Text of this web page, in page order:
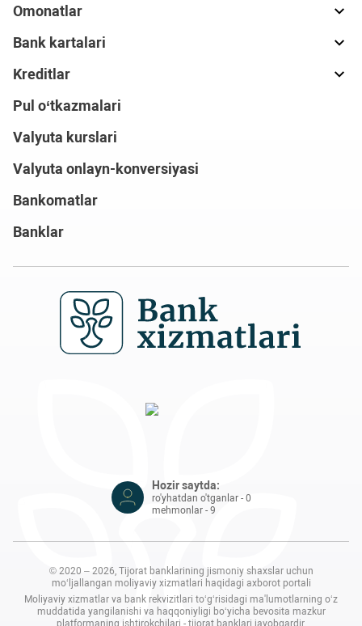
Omonatlar
Bank kartalari
Kreditlar
Pul o‘tkazmalari
Valyuta kurslari
Valyuta onlayn-konversiyasi
Bankomatlar
Banklar
Hozir saytda:
ro'yhatdan o'tganlar - 0
mehmonlar - 9
© 2020 – 2026, Tijorat banklarining jismoniy shaxslar uchun
mo‘ljallangan moliyaviy xizmatlari haqidagi axborot portali
Moliyaviy xizmatlar va bank rekvizitlari to‘g‘risidagi ma'lumotlarning o‘z
muddatida yangilanishi va haqqoniyligi bo‘yicha bevosita mazkur
platformaning ishtirokchilari - tijorat banklari javobgardir.